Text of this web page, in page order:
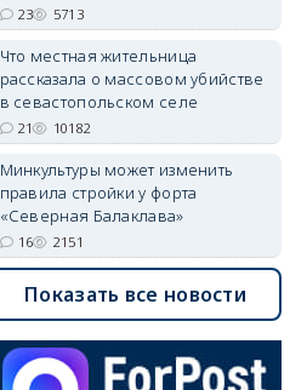
23 5713
Что местная жительница
рассказала о массовом убийстве
в севастопольском селе
21 10182
Минкультуры может изменить
правила стройки у форта
«Северная Балаклава»
16 2151
Показать все новости